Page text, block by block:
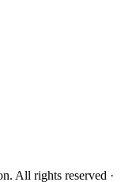
All rights reserved ·